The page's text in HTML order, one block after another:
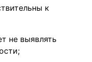
к
не выявлять